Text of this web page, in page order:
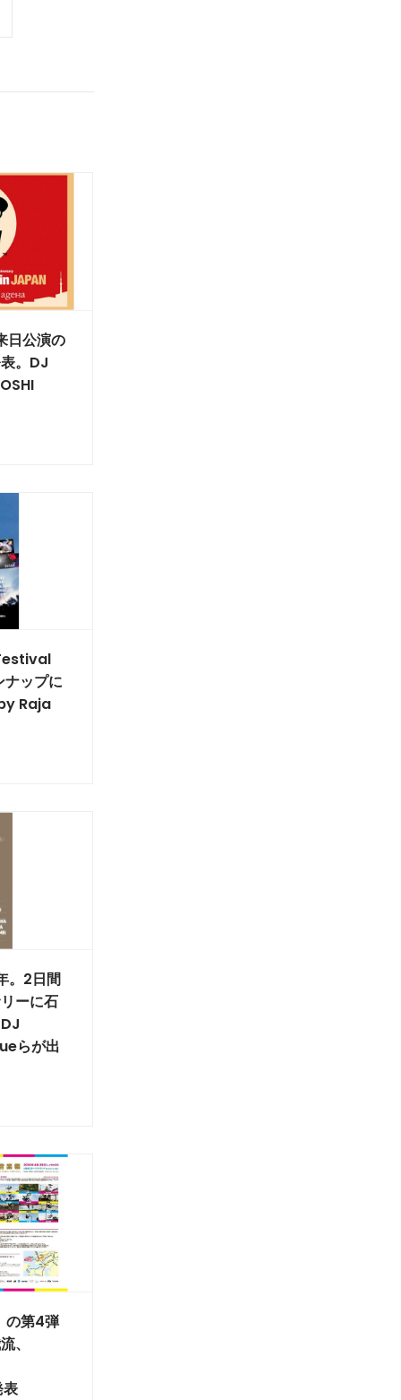
公演の
。DJ
ップに
Raja
。2日間
ーに石
らが出
の第4弾
、